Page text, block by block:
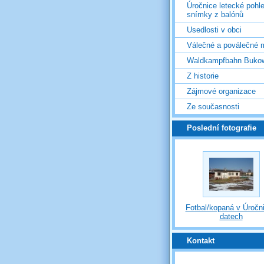
Úročnice letecké
snímky z balónů
Usedlosti v obci
Válečné a poválečné
Waldkampfbahn
Z historie
Zájmové organizace
Ze současnosti
Poslední fotografie
Fotbal/kopaná v
datech
Kontakt